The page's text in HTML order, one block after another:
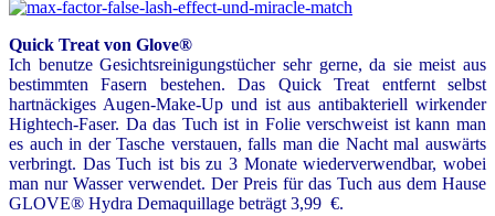
Quick Treat von Glove®
Ich benutze Gesichtsreinigungstücher sehr gerne, da sie meist aus
bestimmten Fasern bestehen. Das Quick Treat entfernt selbst
hartnäckiges Augen-Make-Up und ist aus antibakteriell wirkender
Hightech-Faser. Da das Tuch ist in Folie verschweist ist kann man
es auch in der Tasche verstauen, falls man die Nacht mal auswärts
verbringt. Das Tuch ist bis zu 3 Monate wiederverwendbar, wobei
man nur Wasser verwendet. Der Preis für das Tuch aus dem Hause
GLOVE® Hydra Demaquillage beträgt 3,99 €.